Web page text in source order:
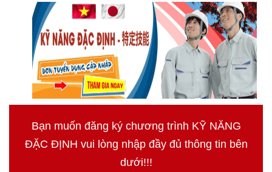
Bạn muốn đăng ký chương trình KỸ NĂNG
ĐẶC ĐỊNH vui lòng nhập đầy đủ thông tin bên
dưới!!!